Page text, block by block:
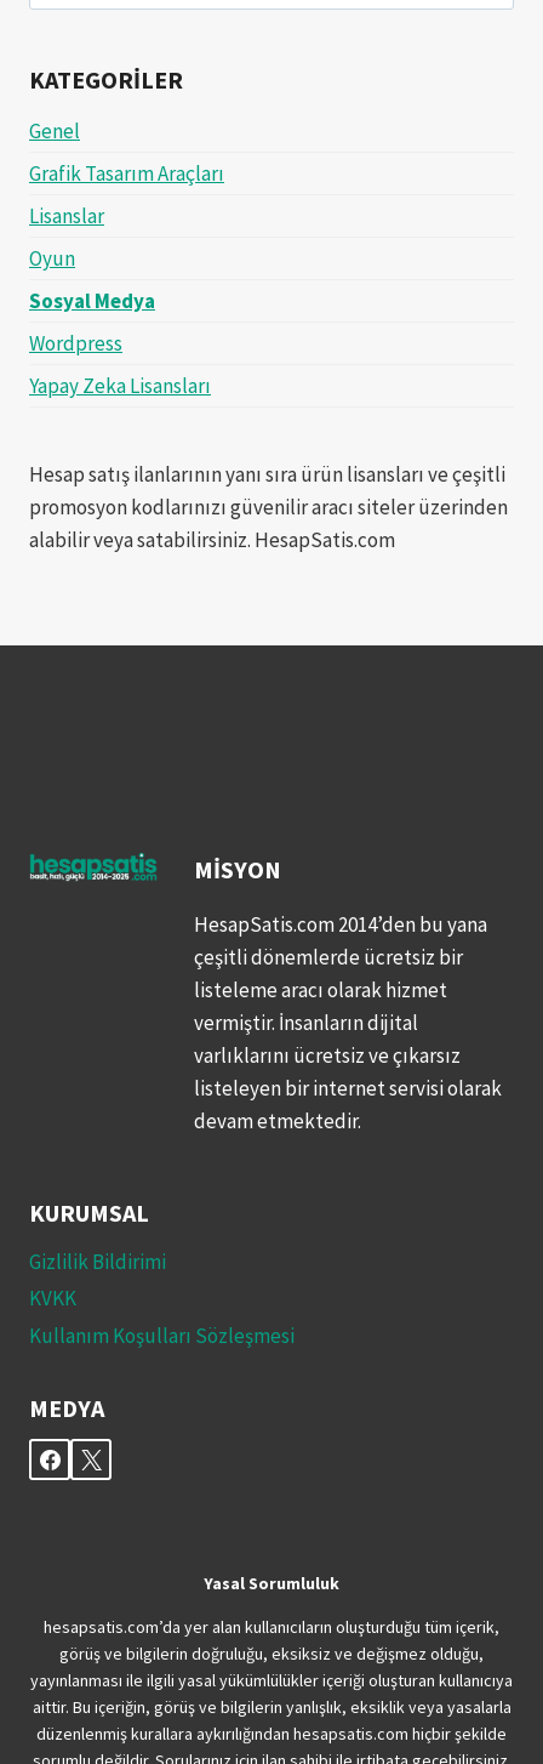
KATEGORILER
Genel
Grafik Tasarım Araçları
Lisanslar
Oyun
Sosyal Medya
Wordpress
Yapay Zeka Lisansları
Hesap satış ilanlarının yanı sıra ürün lisansları ve çeşitli
promosyon kodlarınızı güvenilir aracı siteler üzerinden
alabilir veya satabilirsiniz. HesapSatis.com
MISYON
HesapSatis.com 2014’den bu yana
çeşitli dönemlerde ücretsiz bir
listeleme aracı olarak hizmet
vermiştir. İnsanların dijital
varlıklarını ücretsiz ve çıkarsız
listeleyen bir internet servisi olarak
devam etmektedir.
KURUMSAL
Gizlilik Bildirimi
KVKK
Kullanım Koşulları Sözleşmesi
MEDYA
Yasal Sorumluluk
hesapsatis.com’da yer alan kullanıcıların oluşturduğu tüm içerik,
görüş ve bilgilerin doğruluğu, eksiksiz ve değişmez olduğu,
yayınlanması ile ilgili yasal yükümlülükler içeriği oluşturan kullanıcıya
aittir. Bu içeriğin, görüş ve bilgilerin yanlışlık, eksiklik veya yasalarla
düzenlenmiş kurallara aykırılığından hesapsatis.com hiçbir şekilde